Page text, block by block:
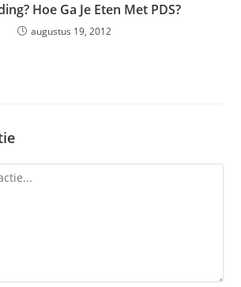
Hoe Ga Je Eten Met PDS?
augustus 19, 2012